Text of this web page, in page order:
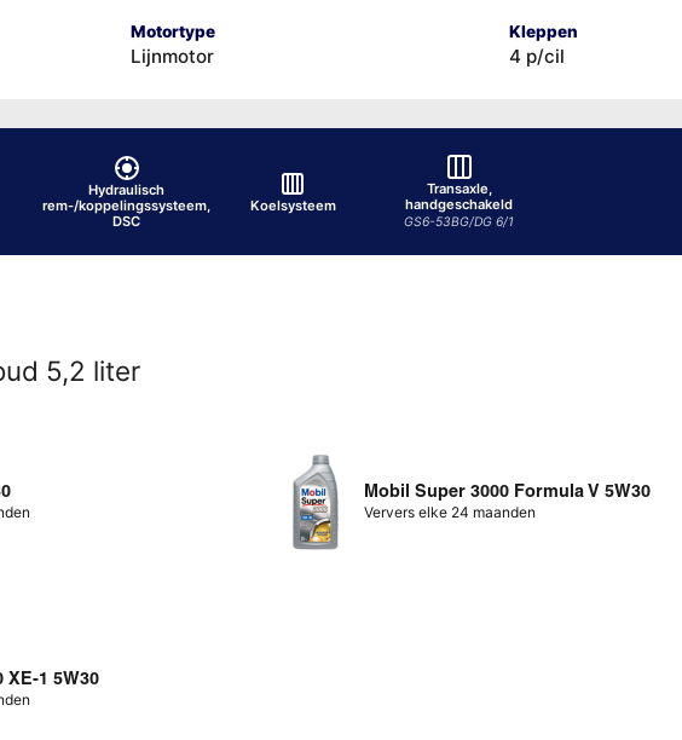
Motortype
Lijnmotor
Kleppen
4 p/cil
Hydraulisch
rem-/koppelingssysteem,
DSC
Koelsysteem
Transaxle,
handgeschakeld
GS6-53BG/DG 6/1
5,2 liter
Mobil Super 3000 Formula V 5W30
Ververs elke 24 maanden
XE-1 5W30